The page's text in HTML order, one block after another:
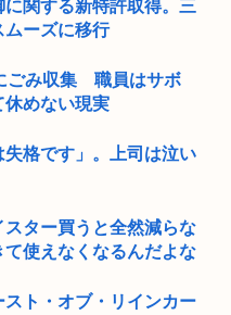
に関する新特許取得。三
ムーズに移行
ごみ収集 職員はサボ
休めない現実
格です」。上司は泣い
ター買うと全然減らな
て使えなくなるんだよな
スト・オブ・リインカー